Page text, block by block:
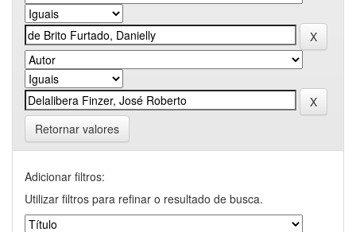
Retornar valores
Adicionar filtros:
Utilizar filtros para refinar o resultado de busca.